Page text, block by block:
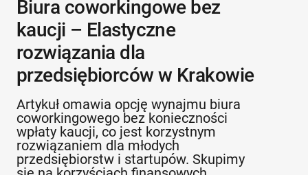
Biura coworkingowe bez
kaucji – Elastyczne
rozwiązania dla
przedsiębiorców w Krakowie
Artykuł omawia opcję wynajmu biura
coworkingowego bez konieczności
wpłaty kaucji, co jest korzystnym
rozwiązaniem dla młodych
przedsiębiorstw i startupów. Skupimy